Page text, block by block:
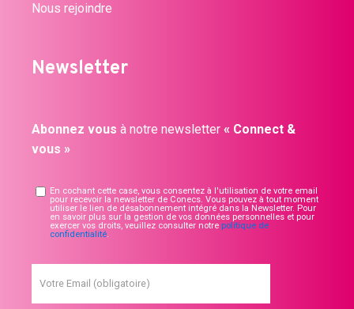
Nous rejoindre
Newsletter
Abonnez vous à notre newsletter « Connect &
vous »
En cochant cette case, vous consentez à l'utilisation de votre email
pour recevoir la newsletter de Conecs. Vous pouvez à tout moment
utiliser le lien de désabonnement intégré dans la Newsletter. Pour
en savoir plus sur la gestion de vos données personnelles et pour
exercer vos droits, veuillez consulter notre politique de
confidentialité.
Votre Email (obligatoire)